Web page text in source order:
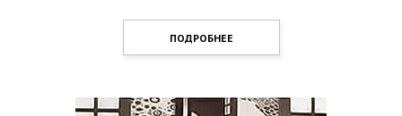
ПОДРОБНЕЕ